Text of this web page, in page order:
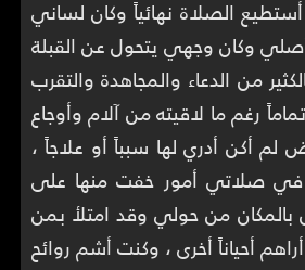
الصلاة نهائياً وكان لساني
وكان وجهي يتحول عن القبلة
من الدعاء والمجاهدة والتقرب
رغم ما لاقيته من آلام وأوجاع
لم أكن أدري لها سبباً أو علاجاً ،
صلاتي أمور خفت منها على
من حولي وقد امتلأ بمن
أحياناً أخرى ، وكنت أشم روائح